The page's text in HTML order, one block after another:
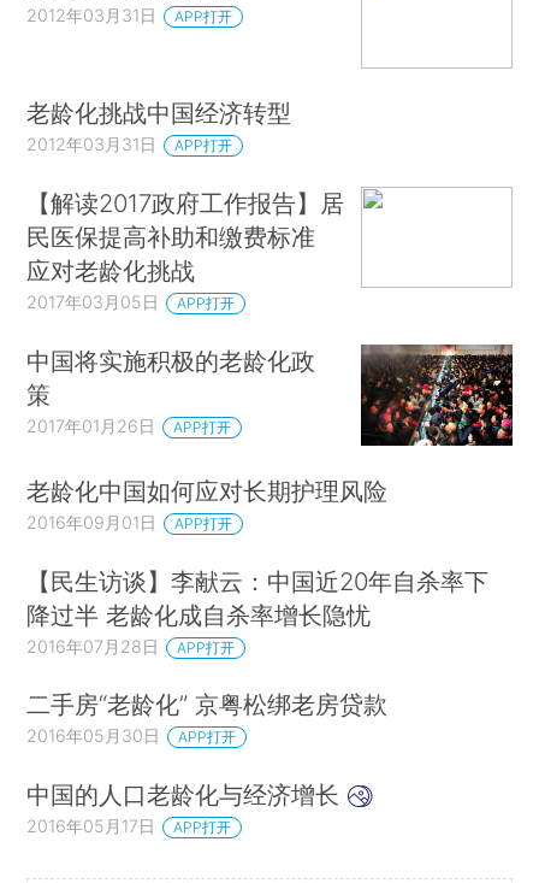
2012年03月31日 APP打开
老龄化挑战中国经济转型
2012年03月31日 APP打开
【解读2017政府工作报告】居
民医保提高补助和缴费标准
应对老龄化挑战
2017年03月05日 APP打开
中国将实施积极的老龄化政
策
2017年01月26日 APP打开
老龄化中国如何应对长期护理风险
2016年09月01日 APP打开
【民生访谈】李献云：中国近20年自杀率下
降过半 老龄化成自杀率增长隐忧
2016年07月28日 APP打开
二手房“老龄化” 京粤松绑老房贷款
2016年05月30日 APP打开
中国的人口老龄化与经济增长
2016年05月17日 APP打开